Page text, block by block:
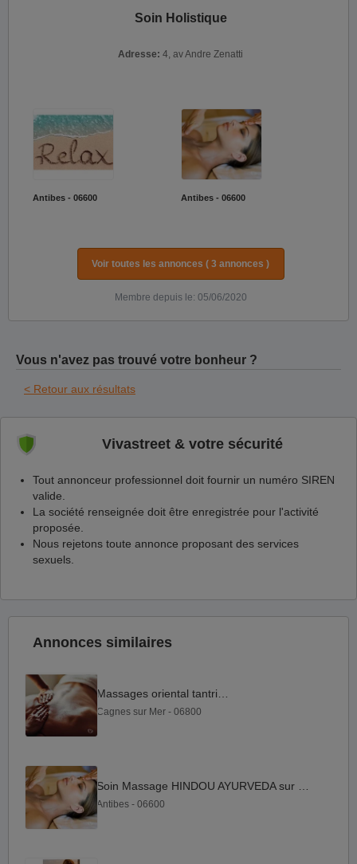
Soin Holistique
Adresse: 4, av Andre Zenatti
Antibes - 06600 Antibes - 06600
Voir toutes les annonces ( 3 annonces )
Membre depuis le: 05/06/2020
Vous n'avez pas trouvé votre bonheur ?
< Retour aux résultats
Vivastreet & votre sécurité
Tout annonceur professionnel doit fournir un numéro SIREN
valide.
La société renseignée doit être enregistrée pour l'activité
proposée.
Nous rejetons toute annonce proposant des services
sexuels.
Annonces similaires
Cagnes sur Mer - 06800
Antibes - 06600